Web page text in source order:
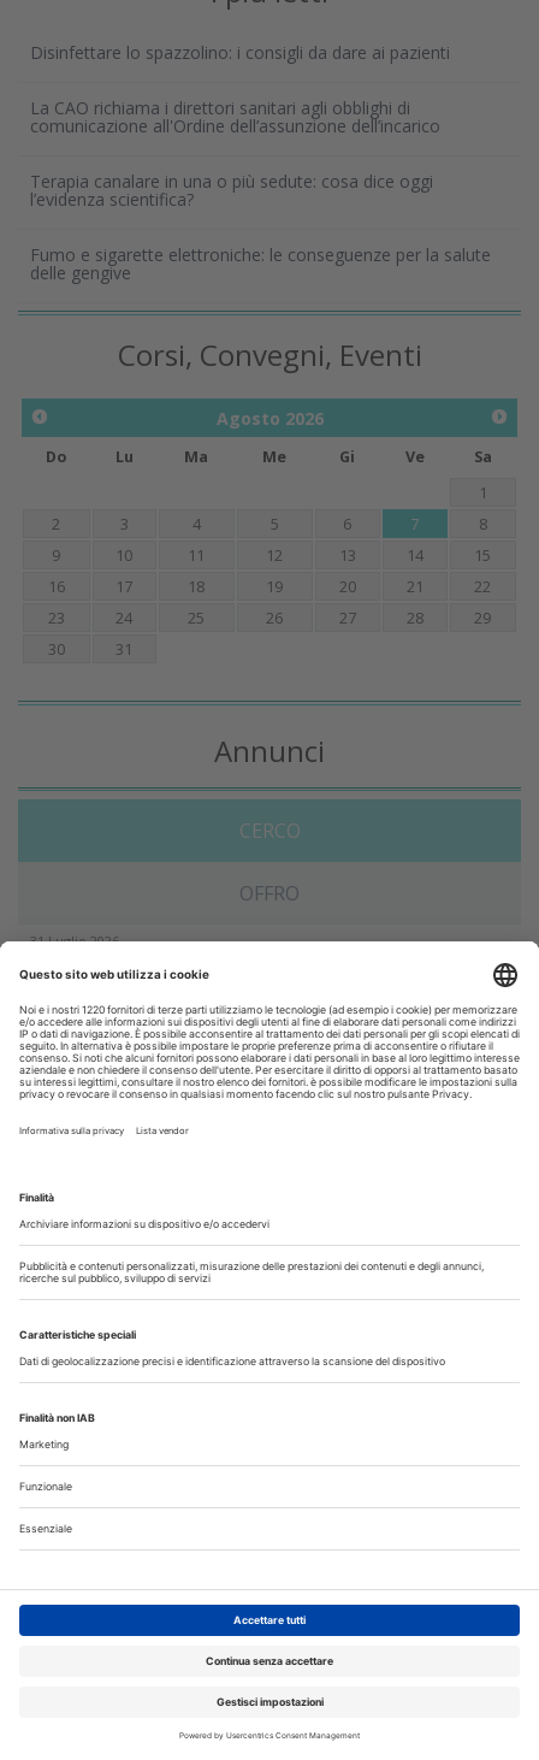
Disinfettare lo spazzolino: i consigli da dare ai pazienti
La CAO richiama i direttori sanitari agli obblighi di
comunicazione all'Ordine dell’assunzione dell’incarico
Terapia canalare in una o più sedute: cosa dice oggi
l’evidenza scientifica?
Fumo e sigarette elettroniche: le conseguenze per la salute
delle gengive
Corsi, Convegni, Eventi
Agosto 2026
Do Lu Ma Me Gi Ve
Sa
1
2
3 4 5 6 7
8
9
10 11 12 13 14
15
16
17 18 19 20 21
22
23
24 25 26 27 28
29
30
31
Annunci
CERCO
OFFRO
31 Luglio 2026
Cercasi ASO per studio sito a Mozzate
30 Luglio 2026
Cercasi assistente alla poltrona in Cusago
Guarda i nostri video
Il flusso di lavoro dell’odontoiatra chairside
Odontoiatria33